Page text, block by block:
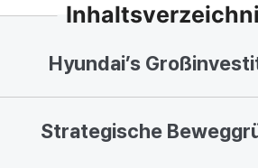
Hyundai’s
Strategische